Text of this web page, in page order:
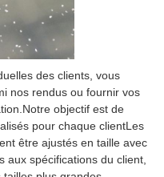
des clients, vous
nos rendus ou fournir vos
objectif est de
pour chaque clientLes
être ajustés en taille avec
aux spécifications du client,